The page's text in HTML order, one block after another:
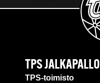
TPS JALKAPALLO
TPS-toimisto